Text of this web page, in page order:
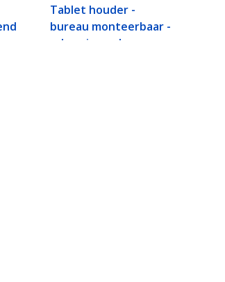
Tablet houder -
bureau monteerbaar -
scharnierende arm -